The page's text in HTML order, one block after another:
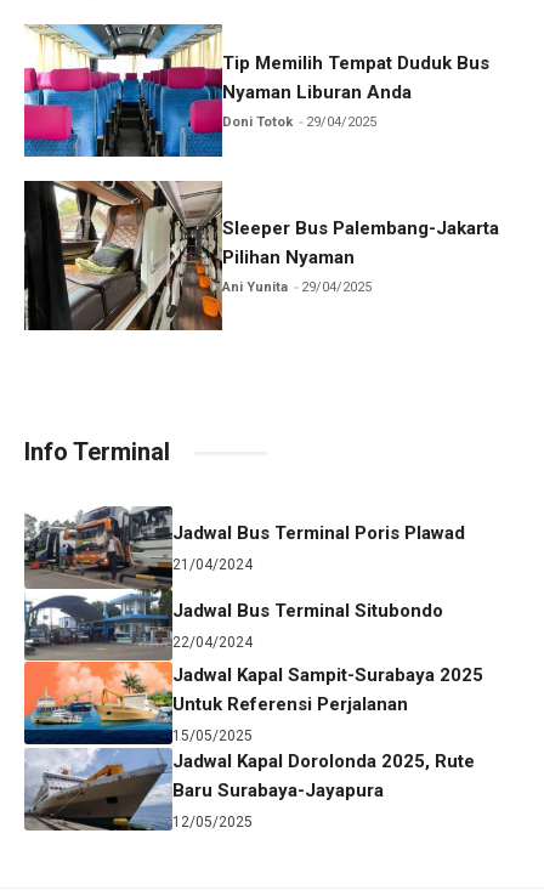
Tip Memilih Tempat Duduk Bus
Nyaman Liburan Anda
Doni Totok 29/04/2025
Sleeper Bus Palembang-Jakarta
Pilihan Nyaman
Ani Yunita 29/04/2025
Info Terminal
Jadwal Bus Terminal Poris Plawad
21/04/2024
Jadwal Bus Terminal Situbondo
22/04/2024
Jadwal Kapal Sampit-Surabaya 2025
Untuk Referensi Perjalanan
15/05/2025
Jadwal Kapal Dorolonda 2025, Rute
Baru Surabaya-Jayapura
12/05/2025